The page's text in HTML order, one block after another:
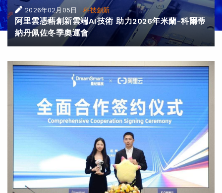
2026年02月05日 |科技創新
阿里雲憑藉創新雲端AI技術 助力2026年米蘭-科爾蒂
納丹佩佐冬季奧運會